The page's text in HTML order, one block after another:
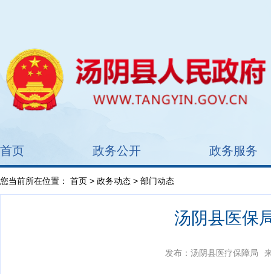
首页 政务公开 政务服务
您当前所在位置： 首页 > 政务动态 > 部门动态
汤阴县医保
发布：汤阴县医疗保障局